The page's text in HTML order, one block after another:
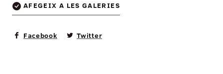
AFEGEIX A LES GALERIES
Facebook Twitter